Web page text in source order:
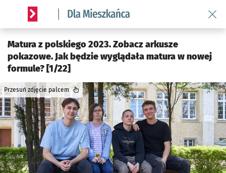
Serwis informacyjny wroclaw.pl podserwis: Dla mieszkańca
Matura z polskiego 2023. Zobacz arkusze
pokazowe. Jak będzie wyglądała matura w nowej
formule? [1/22]
Przesuń zdjęcie palcem